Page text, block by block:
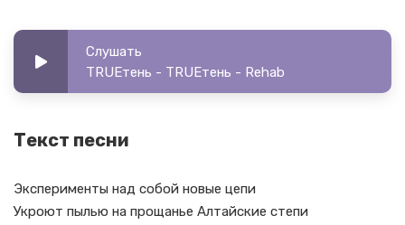
Слушать
TRUEтень - TRUEтень - Rehab
Текст песни
Эксперименты над собой новые цепи
Укроют пылью на прощанье Алтайские степи